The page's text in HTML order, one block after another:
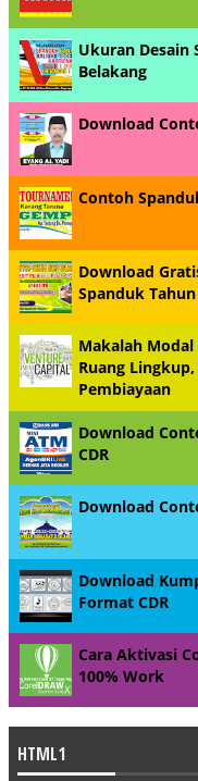
Ukuran Desain
Belakang
Download
Contoh
Download
Spanduk
Makalah
Ruang
Pembiayaan
Download
CDR
Download
Download
Format CDR
Cara Aktivasi
100% Work
HTML1